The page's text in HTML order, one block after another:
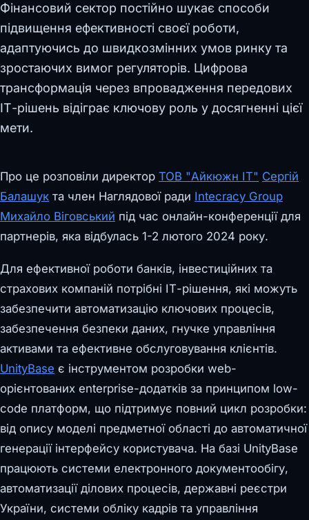
Фінансовий сектор постійно шукає способи
підвищення ефективності своєї роботи,
адаптуючись до швидкозмінних умов ринку та
зростаючих вимог регуляторів. Цифрова
трансформація через впровадження передових
ІТ-рішень відіграє ключову роль у досягненні цієї
мети.
Про це розповіли директор ТОВ "Айкюжн ІТ" Сергій
Балашук та член Наглядової ради Intecracy Group
Михайло Віговський під час онлайн-конференції для
партнерів, яка відбулась 1-2 лютого 2024 року.
Для ефективної роботи банків, інвестиційних та
страхових компаній потрібні ІТ-рішення, які можуть
забезпечити автоматизацію ключових процесів,
забезпечення безпеки даних, гнучке управління
активами та ефективне обслуговування клієнтів.
UnityBase є інструментом розробки web-
орієнтованих enterprise-додатків за принципом low-
code платформ, що підтримує повний цикл розробки:
від опису моделі предметної області до автоматичної
генерації інтерфейсу користувача. На базі UnityBase
працюють системи електронного документообігу,
автоматизації ділових процесів, державні реєстри
України, системи обліку кадрів та управління